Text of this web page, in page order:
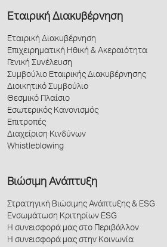
Εταιρική Διακυβέρνηση
Εταιρική Διακυβέρνηση
Επιχειρηματική Ηθική & Ακεραιότητα
Γενική Συνέλευση
Συμβούλιο Εταιρικής Διακυβέρνησης
Διοικητικό Συμβούλιο
Θεσμικό Πλαίσιο
Εσωτερικός Κανονισμός
Επιτροπές
Διαχείριση Κινδύνων
Whistleblowing
Βιώσιμη Ανάπτυξη
Στρατηγική Βιώσιμης Ανάπτυξης & ESG
Ενσωμάτωση Κριτηρίων ESG
Η συνεισφορά μας στο Περιβάλλον
Η συνεισφορά μας στην Κοινωνία